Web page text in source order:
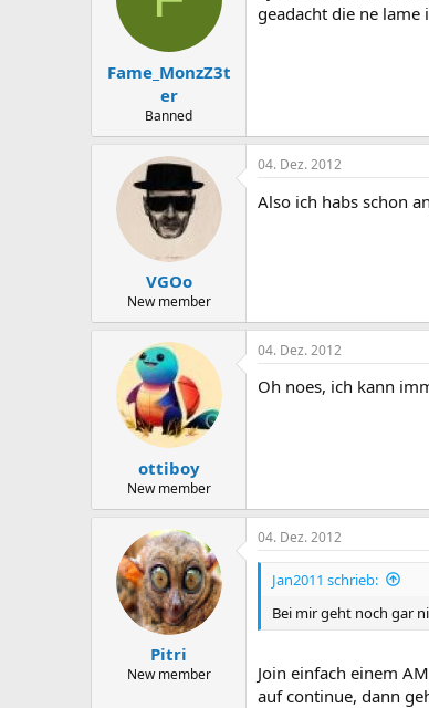
Fame_MonzZ3t
er
Banned
geadacht die ne
VGOo
New member
04. Dez. 2012
Also ich habs schon
ottiboy
New member
04. Dez. 2012
Oh noes, ich kann
Pitri
New member
04. Dez. 2012
Jan2011 schrieb:
Bei mir geht noch gar
Join einfach einem
auf continue, dann